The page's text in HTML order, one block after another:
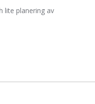
lite planering av